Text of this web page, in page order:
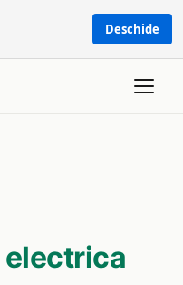
Deschide
electrica